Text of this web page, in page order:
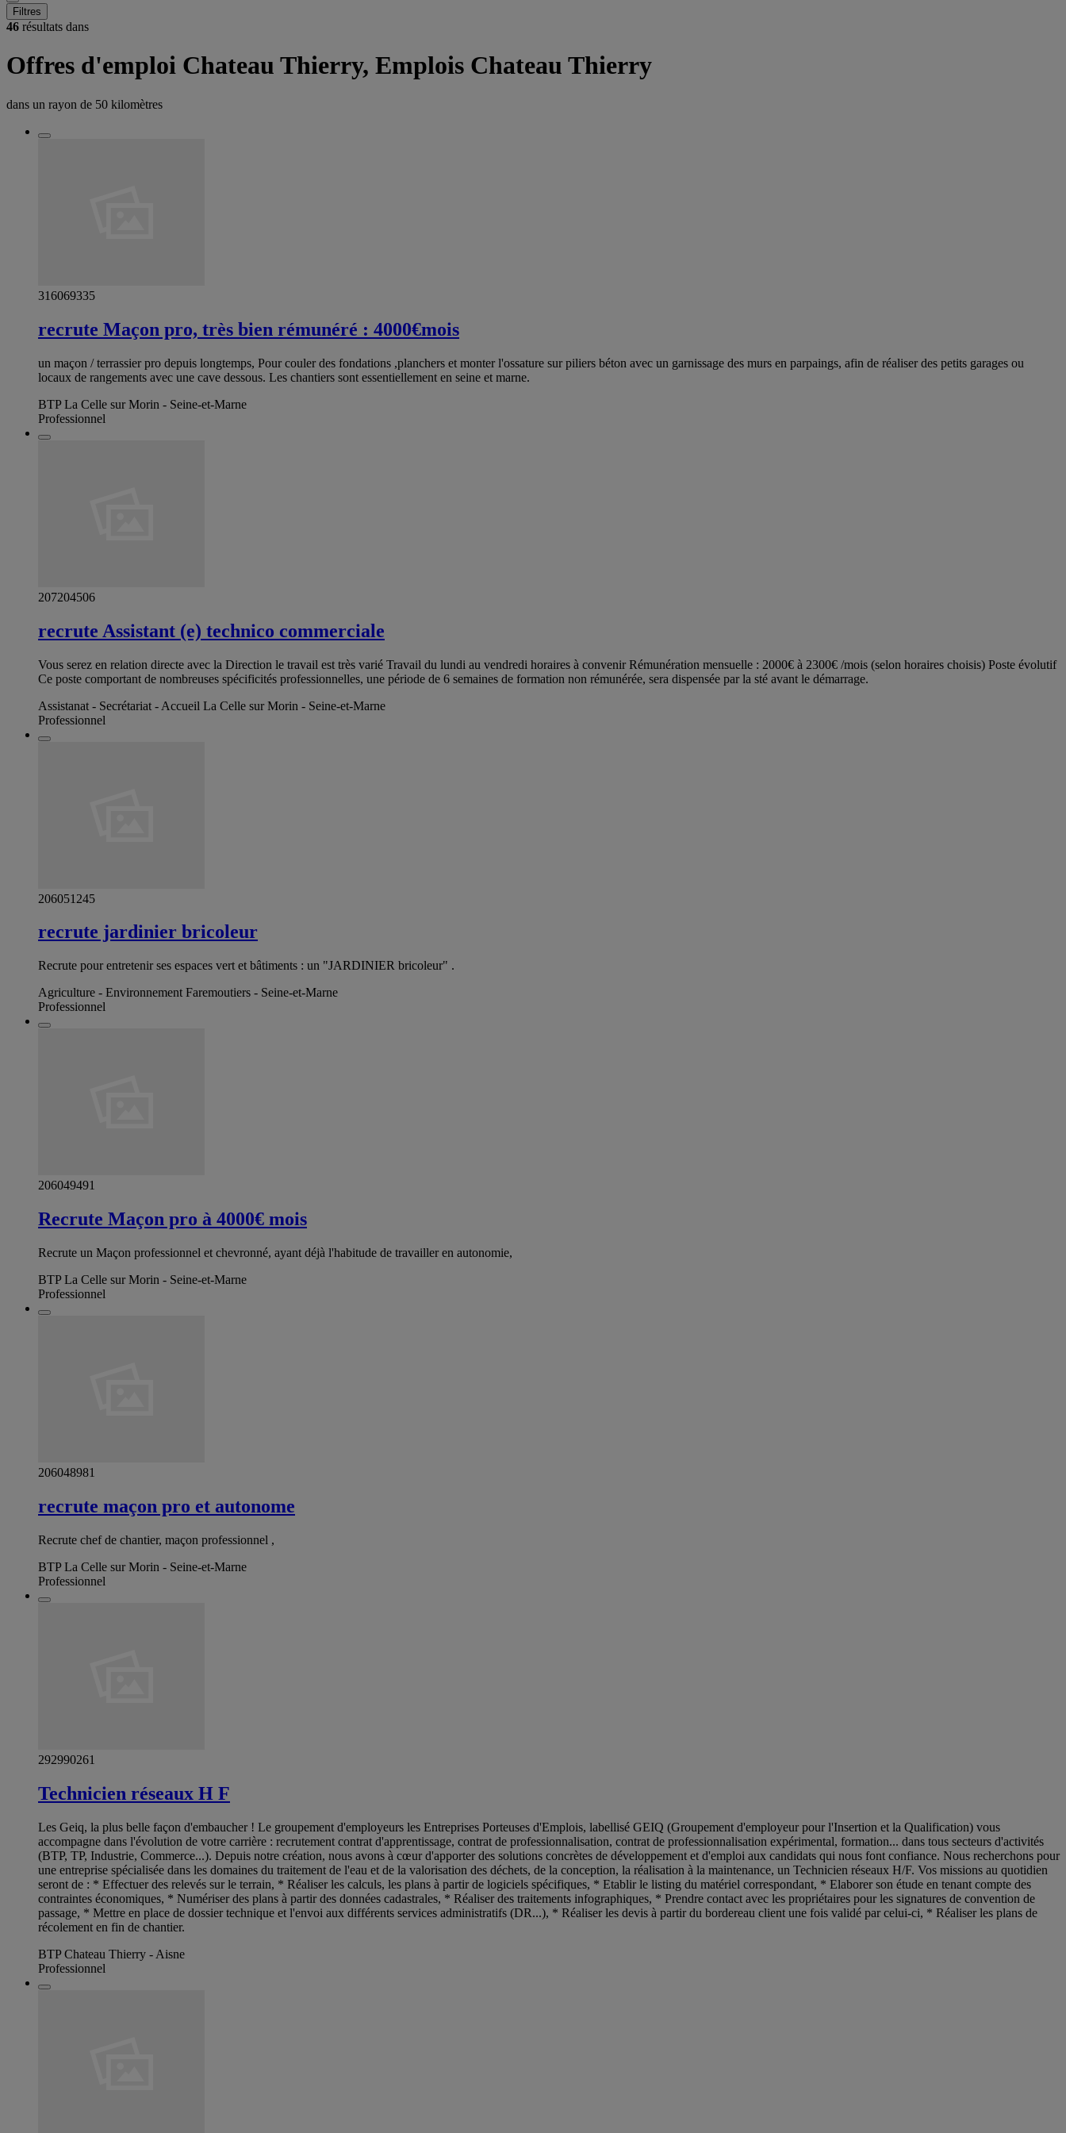
Filtres
46 résultats dans
Offres d'emploi Chateau Thierry, Emplois Chateau Thierry
dans un rayon de 50 kilomètres
316069335
recrute Maçon pro, très bien rémunéré : 4000€mois
un maçon / terrassier pro depuis longtemps, Pour couler des fondations ,planchers et monter l'ossature sur piliers béton avec un garnissage des murs en parpaings, afin de réaliser des petits garages ou
locaux de rangements avec une cave dessous. Les chantiers sont essentiellement en seine et marne.
BTP La Celle sur Morin - Seine-et-Marne
Professionnel
207204506
recrute Assistant (e) technico commerciale
Vous serez en relation directe avec la Direction le travail est très varié Travail du lundi au vendredi horaires à convenir Rémunération mensuelle : 2000€ à 2300€ /mois (selon horaires choisis) Poste évolutif
Ce poste comportant de nombreuses spécificités professionnelles, une période de 6 semaines de formation non rémunérée, sera dispensée par la sté avant le démarrage.
Assistanat - Secrétariat - Accueil La Celle sur Morin - Seine-et-Marne
Professionnel
206051245
recrute jardinier bricoleur
Recrute pour entretenir ses espaces vert et bâtiments : un "JARDINIER bricoleur" .
Agriculture - Environnement Faremoutiers - Seine-et-Marne
Professionnel
206049491
Recrute Maçon pro à 4000€ mois
Recrute un Maçon professionnel et chevronné, ayant déjà l'habitude de travailler en autonomie,
BTP La Celle sur Morin - Seine-et-Marne
Professionnel
206048981
recrute maçon pro et autonome
Recrute chef de chantier, maçon professionnel ,
BTP La Celle sur Morin - Seine-et-Marne
Professionnel
292990261
Technicien réseaux H F
Les Geiq, la plus belle façon d'embaucher ! Le groupement d'employeurs les Entreprises Porteuses d'Emplois, labellisé GEIQ (Groupement d'employeur pour l'Insertion et la Qualification) vous
accompagne dans l'évolution de votre carrière : recrutement contrat d'apprentissage, contrat de professionnalisation, contrat de professionnalisation expérimental, formation... dans tous secteurs d'activités
(BTP, TP, Industrie, Commerce...). Depuis notre création, nous avons à cœur d'apporter des solutions concrètes de développement et d'emploi aux candidats qui nous font confiance. Nous recherchons pour
une entreprise spécialisée dans les domaines du traitement de l'eau et de la valorisation des déchets, de la conception, la réalisation à la maintenance, un Technicien réseaux H/F. Vos missions au quotidien
seront de : * Effectuer des relevés sur le terrain, * Réaliser les calculs, les plans à partir de logiciels spécifiques, * Etablir le listing du matériel correspondant, * Elaborer son étude en tenant compte des
contraintes économiques, * Numériser des plans à partir des données cadastrales, * Réaliser des traitements infographiques, * Prendre contact avec les propriétaires pour les signatures de convention de
passage, * Mettre en place de dossier technique et l'envoi aux différents services administratifs (DR...), * Réaliser les devis à partir du bordereau client une fois validé par celui-ci, * Réaliser les plans de
récolement en fin de chantier.
BTP Chateau Thierry - Aisne
Professionnel